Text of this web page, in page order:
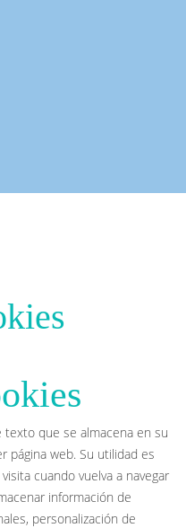
que se almacena en su
página web. Su utilidad es
cuando vuelva a navegar
información de
personalización de